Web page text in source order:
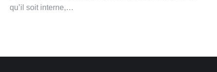
qu’il soit interne,…